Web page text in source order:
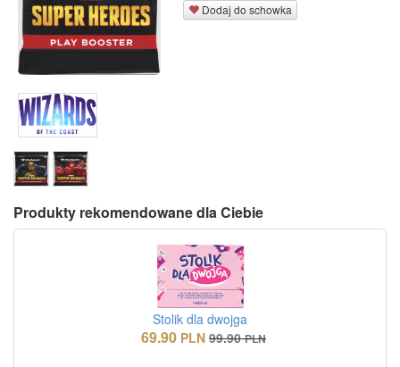
Dodaj do schowka
Produkty rekomendowane dla Ciebie
Stolik dla dwojga
69.90 PLN 99.90 PLN